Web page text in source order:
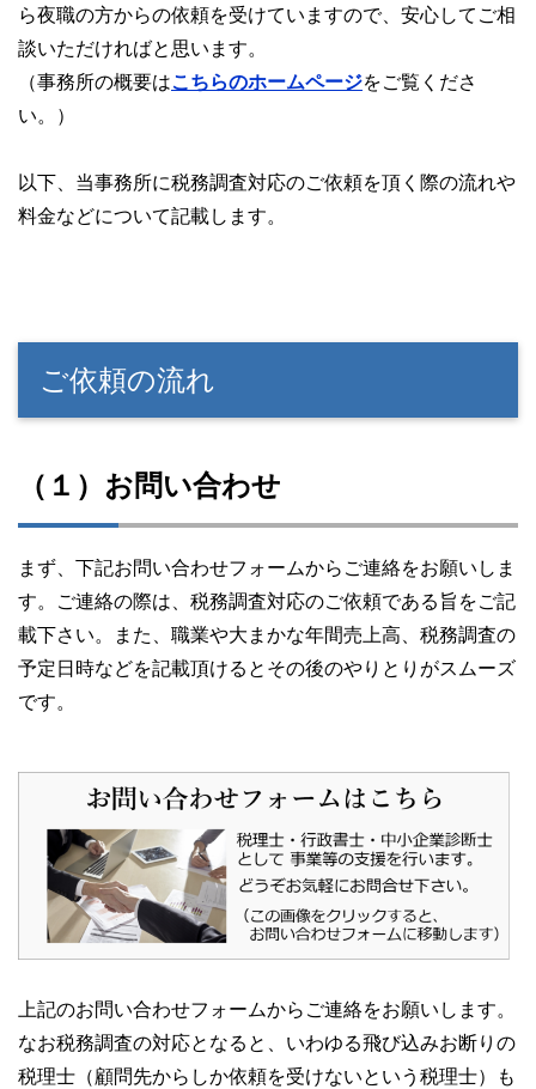
ら夜職の方からの依頼を受けていますので、安心してご相
談いただければと思います。
（事務所の概要はこちらのホームページをご覧くださ
い。）
以下、当事務所に税務調査対応のご依頼を頂く際の流れや
料金などについて記載します。
ご依頼の流れ
（１）お問い合わせ
まず、下記お問い合わせフォームからご連絡をお願いしま
す。ご連絡の際は、税務調査対応のご依頼である旨をご記
載下さい。また、職業や大まかな年間売上高、税務調査の
予定日時などを記載頂けるとその後のやりとりがスムーズ
です。
上記のお問い合わせフォームからご連絡をお願いします。
なお税務調査の対応となると、いわゆる飛び込みお断りの
税理士（顧問先からしか依頼を受けないという税理士）も